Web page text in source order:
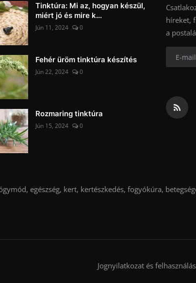
Tinktúra: Mi az, hogyan készül,
miért jó és mire k...
Jún 11, 2024 0
Fehér üröm tinktúra készítés
Jún 22, 2024 0
Rozmaring tinktúra
Jún 15, 2024 0
híreket,
a
egészség, kert, kertészkedés, fogyókúra,
Jognyilatkozat és